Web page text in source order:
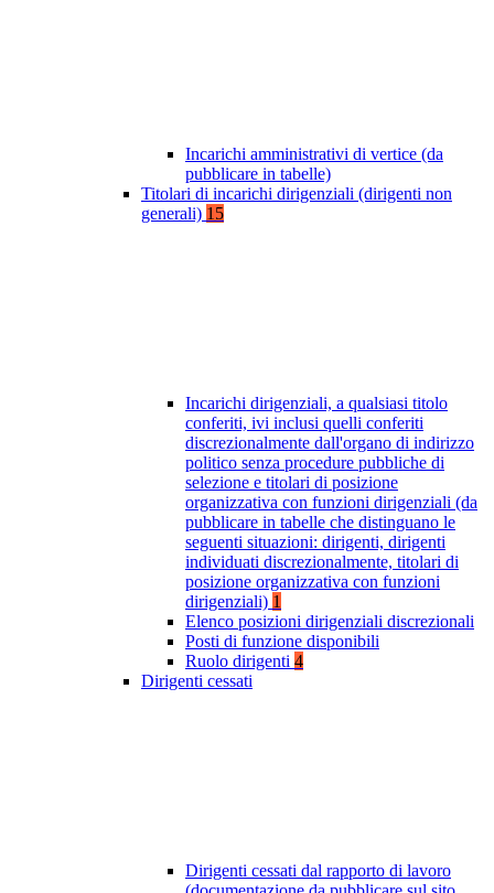
Incarichi amministrativi di vertice (da
pubblicare in tabelle)
Titolari di incarichi dirigenziali (dirigenti non
generali) 15
Incarichi dirigenziali, a qualsiasi titolo
conferiti, ivi inclusi quelli conferiti
discrezionalmente dall'organo di indirizzo
politico senza procedure pubbliche di
selezione e titolari di posizione
organizzativa con funzioni dirigenziali (da
pubblicare in tabelle che distinguano le
seguenti situazioni: dirigenti, dirigenti
individuati discrezionalmente, titolari di
posizione organizzativa con funzioni
dirigenziali) 1
Elenco posizioni dirigenziali discrezionali
Posti di funzione disponibili
Ruolo dirigenti 4
Dirigenti cessati
Dirigenti cessati dal rapporto di lavoro